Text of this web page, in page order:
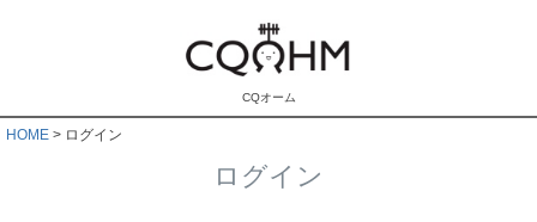
CQオーム
HOME ログイン
ログイン